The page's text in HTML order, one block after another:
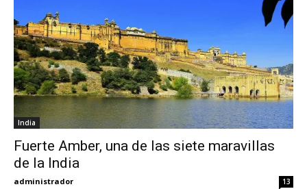
My
India
Fuerte Amber, una de las siete maravillas
de la India
administrador 13